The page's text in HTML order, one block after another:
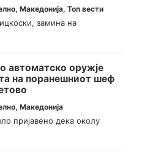
,Македонија,Топ вести
замина на
автоматско оружје
на поранешниот шеф
,Македонија
пријавено дека околу